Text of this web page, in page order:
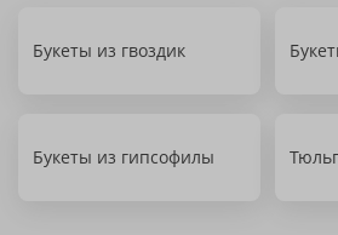
Букеты из гвоздик
Букеты из гипсофилы